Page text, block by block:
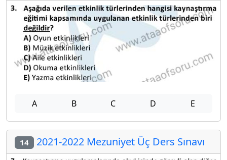
A B C D E
14 2021-2022 Mezuniyet Üç Ders Sınavı